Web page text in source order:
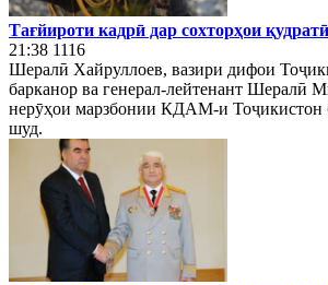
Тағйироти кадрӣ дар сохторҳои қудратӣ
21:38 1116
Шералӣ Хайруллоев, вазири дифои
барканор ва генерал-лейтенант Шералӣ
нерӯҳои марзбонии КДАМ-и Тоҷикистон
шуд.